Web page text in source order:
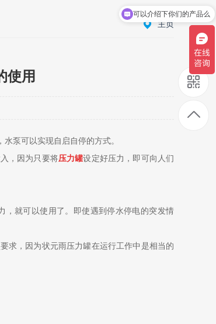
主页
使用
泵可以实现自启自停的方式。
，因为只要将压力罐设定好压力，即可向人们
，就可以使用了。即使遇到停水停电的突发情
求，因为状元雨压力罐在运行工作中是相当的
可以介绍下你们的产品么